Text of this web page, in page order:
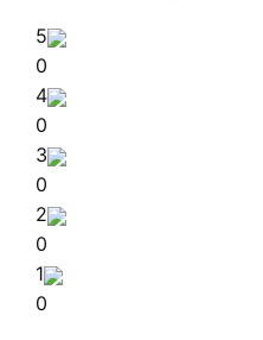
5
0
4
0
3
0
2
0
1
0